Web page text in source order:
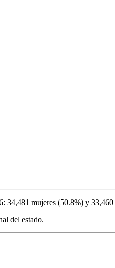
: 34,481 mujeres (50.8%) y 33,460
del estado.